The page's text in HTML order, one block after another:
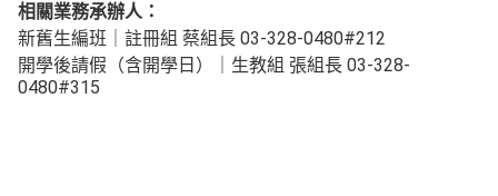
相關業務承辦人：
新舊生編班｜註冊組 蔡組長 03-328-0480#212
開學後請假（含開學日）｜生教組 張組長 03-328-
0480#315